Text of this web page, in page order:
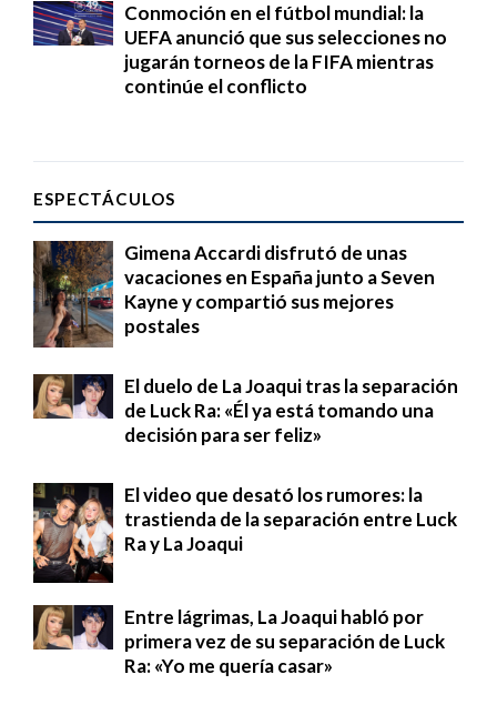
Conmoción en el fútbol mundial: la
UEFA anunció que sus selecciones no
jugarán torneos de la FIFA mientras
continúe el conflicto
ESPECTÁCULOS
Gimena Accardi disfrutó de unas
vacaciones en España junto a Seven
Kayne y compartió sus mejores
postales
El duelo de La Joaqui tras la separación
de Luck Ra: «Él ya está tomando una
decisión para ser feliz»
El video que desató los rumores: la
trastienda de la separación entre Luck
Ra y La Joaqui
Entre lágrimas, La Joaqui habló por
primera vez de su separación de Luck
Ra: «Yo me quería casar»